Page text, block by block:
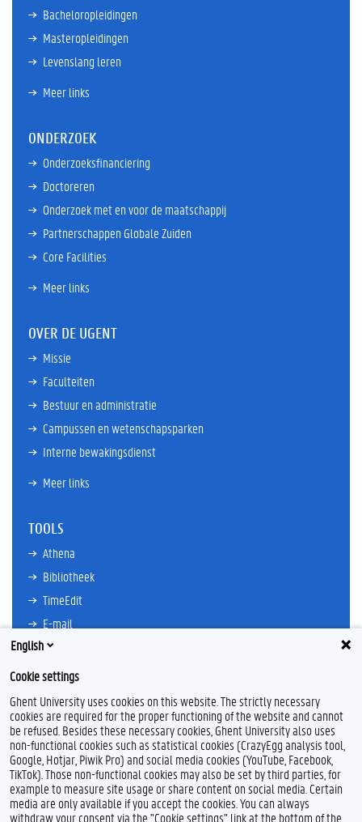
Bacheloropleidingen
Masteropleidingen
Levenslang leren
Meer links
ONDERZOEK
Onderzoeksfinanciering
Doctoreren
Onderzoek met en voor de maatschappij
Partnerschappen Globale Zuiden
Core Facilities
Meer links
OVER DE UGENT
Missie
Faculteiten
Bestuur en administratie
Campussen en wetenschapsparken
Interne bewakingsdienst
Meer links
TOOLS
Athena
Bibliotheek
TimeEdit
E-mail
Ufora
Oasis
Research Explorer
F
a
c
e
b
L
i
n
k
e
Y
o
u
T
u
I
n
s
t
a
Feedback
Privacy
English
Cookie settings
Ghent University uses cookies on this website. The strictly necessary
cookies are required for the proper functioning of the website and cannot
be refused. Besides these necessary cookies, Ghent University also uses
non-functional cookies such as statistical cookies (CrazyEgg analysis tool,
Google, Hotjar, Piwik Pro) and social media cookies (YouTube, Facebook,
TikTok). Those non-functional cookies may also be set by third parties, for
example to measure site usage or share content on social media. Certain
media are only available if you accept the cookies. You can always
withdraw your consent via the "Cookie settings" link at the bottom of the